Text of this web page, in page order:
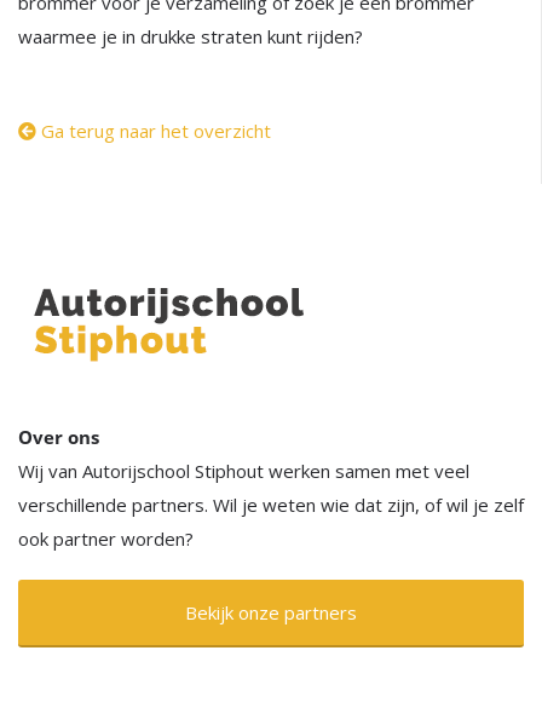
waarmee je in drukke straten kunt rijden?
Ga terug naar het overzicht
Over ons
Wij van Autorijschool Stiphout werken samen met veel
verschillende partners. Wil je weten wie dat zijn, of wil je zelf
ook partner worden?
Bekijk onze partners